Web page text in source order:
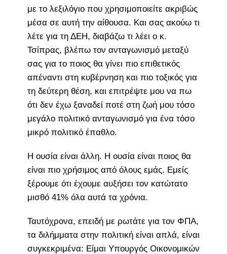
με το λεξιλόγιο που χρησιμοποιείτε ακριβώς
μέσα σε αυτή την αίθουσα. Και σας ακούω τι
λέτε για τη ΔΕΗ, διαβάζω τι λέει ο κ.
Τσίπρας, βλέπω τον ανταγωνισμό μεταξύ
σας για το ποιος θα γίνει πιο επιθετικός
απέναντι στη κυβέρνηση και πιο τοξικός για
τη δεύτερη θέση, και επιτρέψτε μου να πω
ότι δεν έχω ξαναδεί ποτέ στη ζωή μου τόσο
μεγάλο πολιτικό ανταγωνισμό για ένα τόσο
μικρό πολιτικό έπαθλο.
Η ουσία είναι άλλη. Η ουσία είναι ποιος θα
είναι πιο χρήσιμος από όλους εμάς. Εμείς
ξέρουμε ότι έχουμε αυξήσει τον κατώτατο
μισθό 41% όλα αυτά τα χρόνια.
Ταυτόχρονα, επειδή με ρωτάτε για τον ΦΠΑ,
τα διλήμματα στην πολιτική είναι απλά, είναι
συγκεκριμένα: Είμαι Υπουργός Οικονομικών